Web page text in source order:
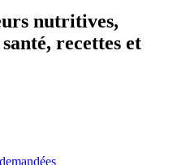
nutritives,
recettes et